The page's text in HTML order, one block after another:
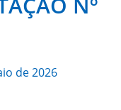
de 2026